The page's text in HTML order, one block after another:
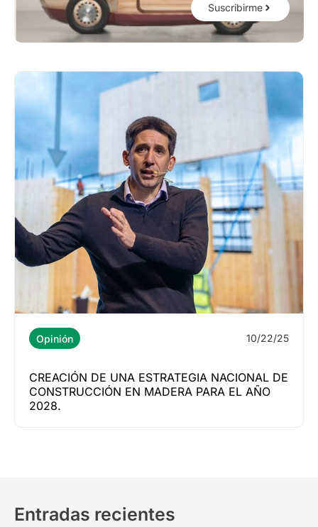
Suscribirme
Opinión 10/22/25
CREACIÓN DE UNA ESTRATEGIA NACIONAL DE
CONSTRUCCIÓN EN MADERA PARA EL AÑO
2028.
Entradas recientes